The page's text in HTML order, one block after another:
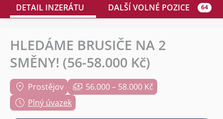
DETAIL INZERÁTU DALŠÍ VOLNÉ POZICE 64
HLEDÁME BRUSIČE NA 2
SMĚNY! (56-58.000 Kč)
Prostějov
56.000 – 58.000 Kč
Plný úvazek